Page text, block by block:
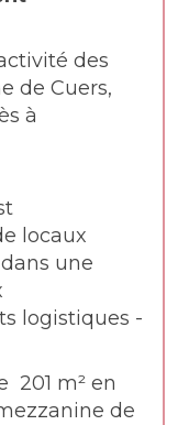
des
de Cuers,
à
locaux
une
logistiques -
201 m² en
de